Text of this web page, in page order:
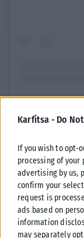
Karfitsa - Do
If you wish to opt-
processing of
advertising by us,
confirm your
request is
ads based on
information
may separately
Ζωντανή
Η στιγμή
ερμήνευσε το
ενθουσιασμό και